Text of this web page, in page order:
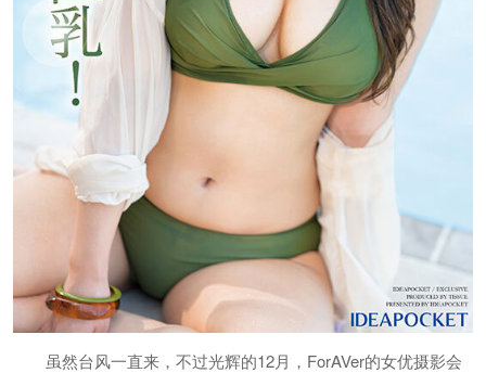
虽然台风一直来，不过光辉的12月，ForAVer的女优摄影会